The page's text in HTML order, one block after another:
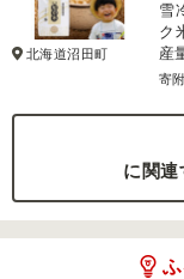
北海道沼田町
雪
ク
産
寄
に関連